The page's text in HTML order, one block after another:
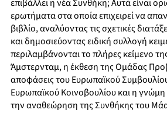
επιβάλλει η νέα Συνθήκη; Αυτά είναι
ερωτήματα στα οποία επιχειρεί να
βιβλίο, αναλύοντας τις σχετικές
και δημοσιεύοντας ειδική συλλογή
περιλαμβάνονται το πλήρες κείμενο
Άμστερνταμ, η έκθεση της Ομάδας
αποφάσεις του Ευρωπαϊκού
Ευρωπαϊκού Κοινοβουλίου και η γνώμη
την αναθεώρηση της Συνθήκης του